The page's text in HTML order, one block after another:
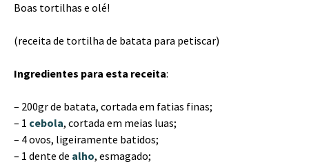
Boas tortilhas e olé!
(receita de tortilha de batata para petiscar)
Ingredientes para esta receita:
– 200gr de batata, cortada em fatias finas;
– 1 cebola, cortada em meias luas;
– 4 ovos, ligeiramente batidos;
– 1 dente de alho, esmagado;